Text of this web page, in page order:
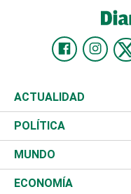
ACTUALIDAD
Nacional
Ciudad
Educación
POLÍTICA
Partidos
JCE
MUNDO
Estados Unidos
ECONOMÍA